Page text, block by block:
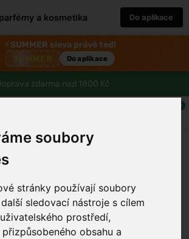
soubory
stránky používají soubory
sledovací nástroje s cílem
prostředí,
obsahu a
a kosmetika Do aplikace
⚡SUMMER sleva právě teď!
Do aplikace
zdarma nad 1800 Kč
0